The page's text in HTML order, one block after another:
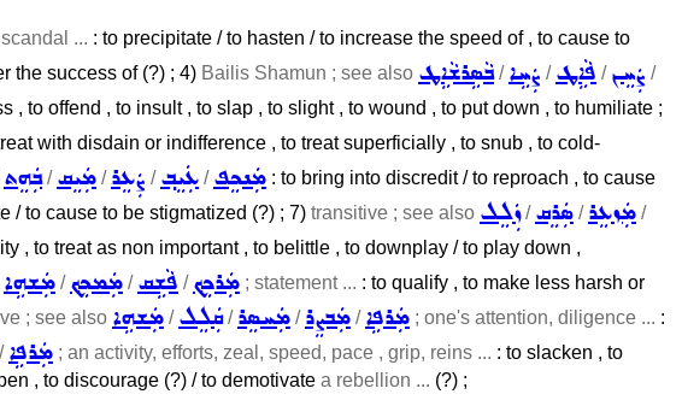
... : to precipitate / to hasten / to increase the speed of , to cause to
the success of (?) ; 4) Bailis Shamun ; see also ܒܵܣܹܪܫܵܐܹܛ /ܨܲܚܹܐ /ܦܵܐܹܛ / ܨܲܚܸܢ /
to offend , to insult , to slap , to slight , to wound , to put down , to humiliate ;
with disdain or indifference , to treat superficially , to snub , to cold-
ܒܲܗܸܬ/ܡܲܝܸܩ /ܨܲܥܸܪ /ܥܲܝܸܒ݂ /ܡܲܢܟܸܦ : to bring into discredit / to reproach , to cause
/ to cause to be stigmatized (?) ; 7) transitive ; see also ܙܲܠܸܠ/ܣܲܪܸܩ /ܡܲܙܥܸܪ /
, to treat as non important , to belittle , to downplay / to play down ,
ܡܲܫܗܹܐ /ܡܲܡܟܸܟ݂ /ܦܵܫܹܩ /ܡܲܪܟܸܟ݂ ; statement ... : to qualify , to make less harsh or
; see also ܡܲܫܗܹܐ /ܩܲܠܸܠ/ܡܲܚܣܸܪ /ܡܲܒܨܸܪ /ܡܲܪܦܹܐ ; one's attention, diligence ... :
/ܡܲܪܦܹܐ ; an activity, efforts, zeal, speed, pace , grip, reins ... : to slacken , to
, to discourage (?) / to demotivate a rebellion ... (?) ;